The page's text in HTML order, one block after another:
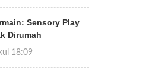
Sensory Play
Dirumah
18:09